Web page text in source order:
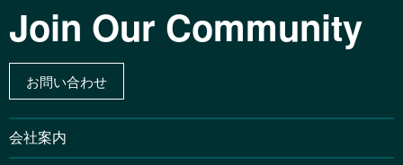
Join Our Community
お問い合わせ
会社案内